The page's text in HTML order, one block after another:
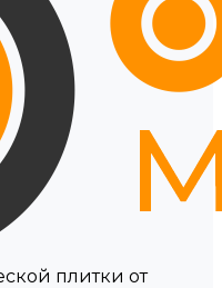
плитки от